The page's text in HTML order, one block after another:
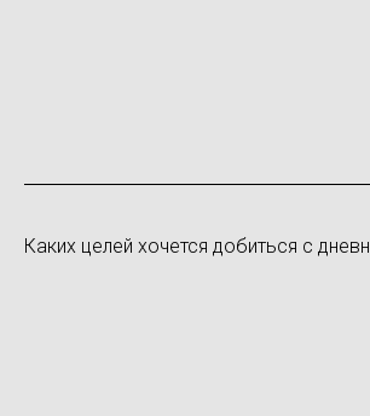
Каких целей хочется добиться с